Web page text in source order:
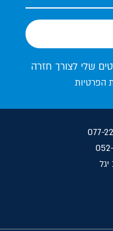
שלי לצורך חזרה
הפרטיות